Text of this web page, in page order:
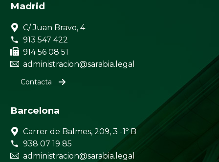
Madrid

 C/ Juan Bravo, 4

 913 547 422

 914 56 08 51

 administracion@sarabia.legal
Contacta
Barcelona

 Carrer de Balmes, 209, 3 -1º B

 938 07 19 85

 administracion@sarabia.legal